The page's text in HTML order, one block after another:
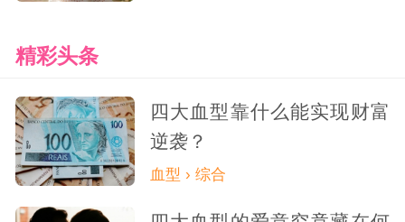
精彩头条
四大血型靠什么能实现财富
逆袭？
血型 › 综合